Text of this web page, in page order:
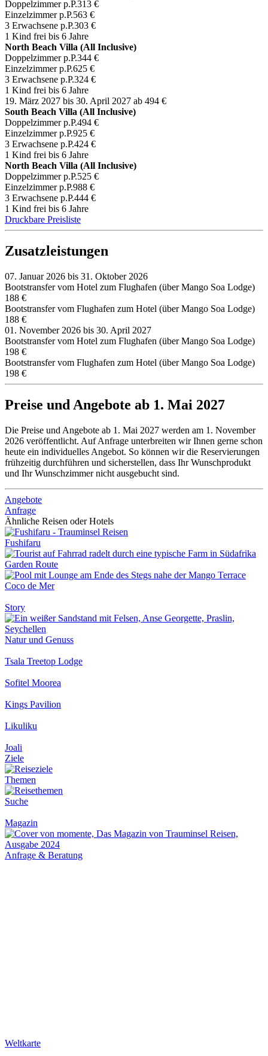
Doppelzimmer p.P.313 €
Einzelzimmer p.P.563 €
3 Erwachsene p.P.303 €
1 Kind frei bis 6 Jahre
North Beach Villa (All Inclusive)
Doppelzimmer p.P.344 €
Einzelzimmer p.P.625 €
3 Erwachsene p.P.324 €
1 Kind frei bis 6 Jahre
19. März 2027 bis 30. April 2027 ab 494 €
South Beach Villa (All Inclusive)
Doppelzimmer p.P.494 €
Einzelzimmer p.P.925 €
3 Erwachsene p.P.424 €
1 Kind frei bis 6 Jahre
North Beach Villa (All Inclusive)
Doppelzimmer p.P.525 €
Einzelzimmer p.P.988 €
3 Erwachsene p.P.444 €
1 Kind frei bis 6 Jahre
Druckbare Preisliste
Zusatzleistungen
07. Januar 2026 bis 31. Oktober 2026
Bootstransfer vom Hotel zum Flughafen (über Mango Soa Lodge)
188 €
Bootstransfer vom Flughafen zum Hotel (über Mango Soa Lodge)
188 €
01. November 2026 bis 30. April 2027
Bootstransfer vom Hotel zum Flughafen (über Mango Soa Lodge)
198 €
Bootstransfer vom Flughafen zum Hotel (über Mango Soa Lodge)
198 €
Preise und Angebote ab 1. Mai 2027
Die Preise und Angebote ab 1. Mai 2027 werden am 1. November
2026 veröffentlicht. Auf Anfrage unterbreiten wir Ihnen gerne schon
heute ein individuelles Angebot. So können wir die Reservierungen
frühzeitig durchführen und sicherstellen, dass Ihr Wunschprodukt
und Ihr Wunschzimmer nicht ausgebucht sind.
Angebote
Anfrage
Ähnliche Reisen oder Hotels
Fushifaru
Garden Route
Coco de Mer
Story
Natur und Genuss
Tsala Treetop Lodge
Sofitel Moorea
Kings Pavilion
Likuliku
Joali
Ziele
Themen
Suche
Magazin
Anfrage & Beratung